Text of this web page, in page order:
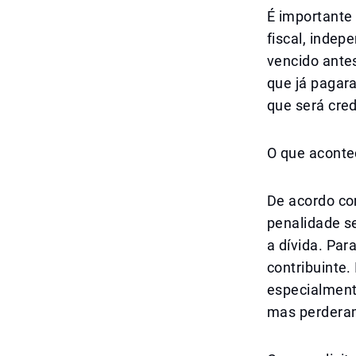
É
fiscal,
vencido
que já
que será
O que
De acordo
penalidade
a dívida.
contribuinte.
mas